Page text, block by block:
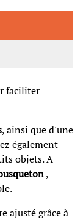
faciliter
, ainsi que d'une
également
objets. A
,
ajusté grâce à